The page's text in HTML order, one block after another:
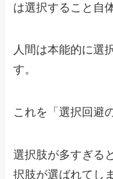
は選択すること自
人間は本能的に選
す。
これを「選択回避
選択肢が多すぎる
択肢が選ばれてし